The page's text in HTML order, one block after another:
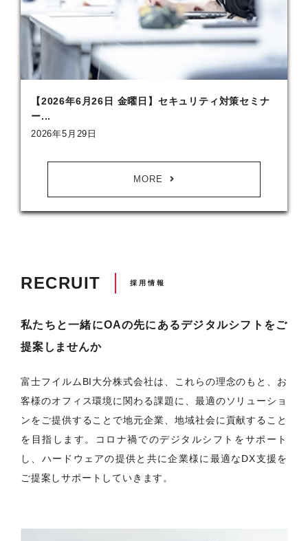
【2026年6月26日 金曜日】セキュリティ対策セミナ
ー...
2026年5月29日
MORE
RECRUIT 採用情報
私たちと一緒にOAの先にあるデジタルシフトをご
提案しませんか
富士フイルムBI大分株式会社は、これらの理念のもと、お
客様のオフィス環境に関わる課題に、最適のソリューショ
ンをご提供することで地元企業、地域社会に貢献すること
を目指します。コロナ禍でのデジタルシフトをサポート
し、ハードウェアの提供と共に企業様に最適なDX支援を
ご提案しサポートしていきます。